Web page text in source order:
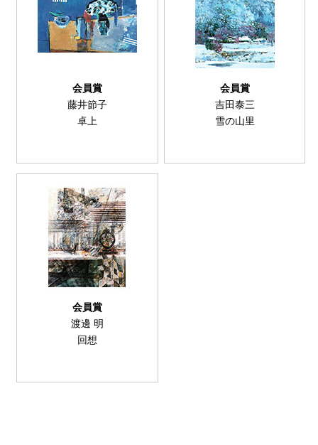
会員賞
藤井節子
卓上
会員賞
吉田泰三
雪の山里
会員賞
渡邊 明
回想